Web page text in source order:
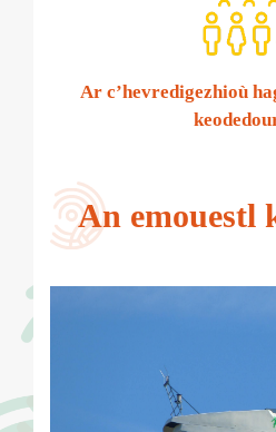
Ar c’hevredigezhioù
An emouestl